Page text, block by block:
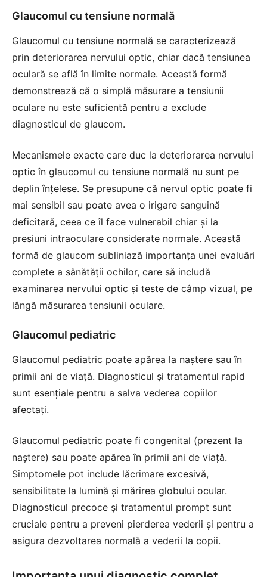
Glaucomul cu tensiune normală
Glaucomul cu tensiune normală se caracterizează
prin deteriorarea nervului optic, chiar dacă tensiunea
oculară se află în limite normale. Această formă
demonstrează că o simplă măsurare a tensiunii
oculare nu este suficientă pentru a exclude
diagnosticul de glaucom.
Mecanismele exacte care duc la deteriorarea nervului
optic în glaucomul cu tensiune normală nu sunt pe
deplin înțelese. Se presupune că nervul optic poate fi
mai sensibil sau poate avea o irigare sanguină
deficitară, ceea ce îl face vulnerabil chiar și la
presiuni intraoculare considerate normale. Această
formă de glaucom subliniază importanța unei evaluări
complete a sănătății ochilor, care să includă
examinarea nervului optic și teste de câmp vizual, pe
lângă măsurarea tensiunii oculare.
Glaucomul pediatric
Glaucomul pediatric poate apărea la naștere sau în
primii ani de viață. Diagnosticul și tratamentul rapid
sunt esențiale pentru a salva vederea copiilor
afectați.
Glaucomul pediatric poate fi congenital (prezent la
naștere) sau poate apărea în primii ani de viață.
Simptomele pot include lăcrimare excesivă,
sensibilitate la lumină și mărirea globului ocular.
Diagnosticul precoce și tratamentul prompt sunt
cruciale pentru a preveni pierderea vederii și pentru a
asigura dezvoltarea normală a vederii la copii.